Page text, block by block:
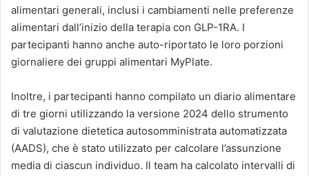
alimentari generali, inclusi i cambiamenti nelle preferenze
alimentari dall’inizio della terapia con GLP-1RA. I
partecipanti hanno anche auto-riportato le loro porzioni
giornaliere dei gruppi alimentari MyPlate.
Inoltre, i partecipanti hanno compilato un diario alimentare
di tre giorni utilizzando la versione 2024 dello strumento
di valutazione dietetica autosomministrata automatizzata
(AADS), che è stato utilizzato per calcolare l’assunzione
media di ciascun individuo. Il team ha calcolato intervalli di